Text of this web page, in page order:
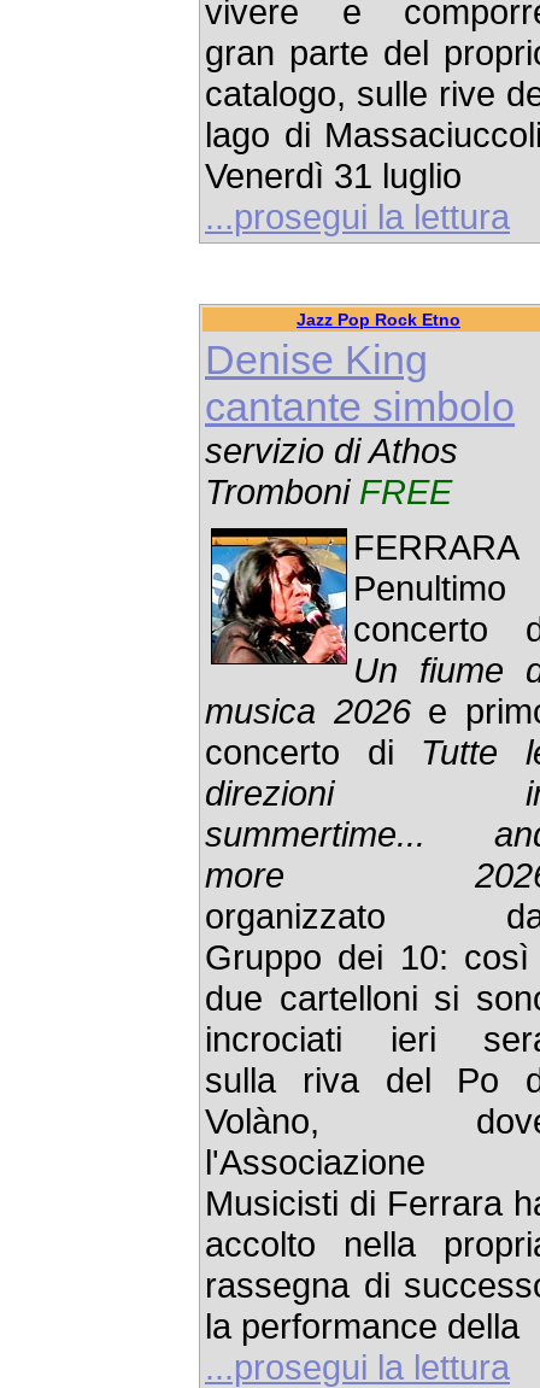
vivere e
gran parte del
catalogo, sulle rive
lago di
Venerdì 31 luglio
...prosegui la lettura
Jazz Pop Rock Etno
Denise King
cantante simbolo
servizio di Athos
Tromboni FREE
FERRARA
Penultimo
concerto
Un fiume
musica 2026 e
concerto di Tutte
direzioni
summertime...
more
organizzato
Gruppo dei 10:
due cartelloni si
incrociati ieri
sulla riva del Po
Volàno,
l'Associazione
Musicisti di Ferrara
accolto nella
rassegna di
la performance della
...prosegui la lettura